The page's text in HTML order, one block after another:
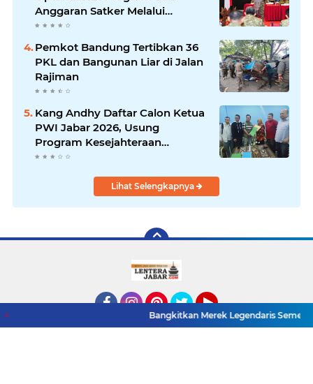
Anggaran Satker Melalui
Evaluasi Kinerja
Pemkot Bandung Tertibkan 36
PKL dan Bangunan Liar di Jalan
Rajiman
Kang Andhy Daftar Calon Ketua
PWI Jabar 2026, Usung
Program Kesejahteraan
Wartawan hingga Peluang Kerja
Lihat Selengkapnya
InstagramPinterest
TwitterYouTube
Bangkitkan Merek Legendaris Semen Kujang,